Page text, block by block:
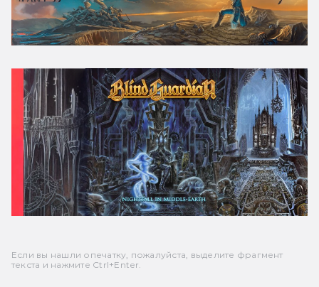
Если вы нашли опечатку, пожалуйста, выделите фрагмент
текста и нажмите Ctrl+Enter.